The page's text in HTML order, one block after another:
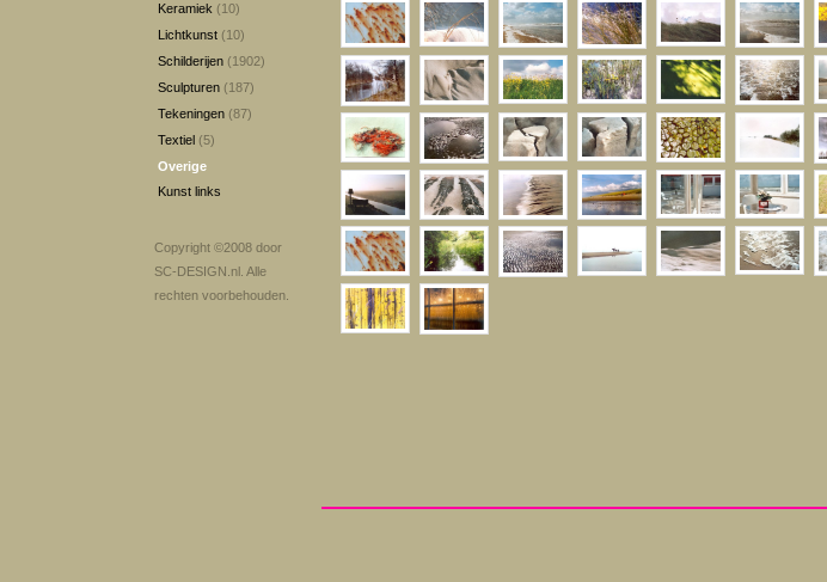
Keramiek (10)
Lichtkunst (10)
Schilderijen (1902)
Sculpturen (187)
Tekeningen (87)
Textiel (5)
Overige
Kunst links
Copyright ©2008 door
SC-DESIGN.nl . Alle
rechten voorbehouden.